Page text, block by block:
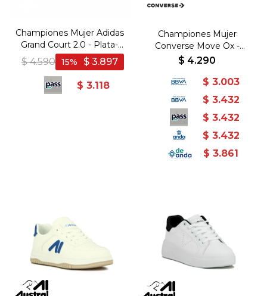
Championes Mujer Adidas
Grand Court 2.0 - Plata-
Negro
$ 4.590 $ 3.897
15
$ 3.118
Championes Mujer
Converse Move Ox -
Negro-Blanco
$ 4.290
$ 3.003
$ 3.432
$ 3.432
$ 3.432
$ 3.861